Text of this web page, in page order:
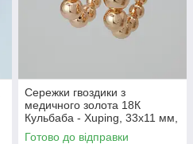
Сережки гвоздики з
медичного золота 18К
Кульбаба - Xuping, 33х11 мм,
8 г, арт. 59404
Готово до відправки